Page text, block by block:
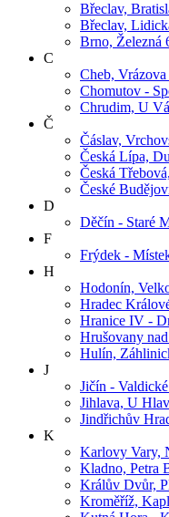
Břeclav,
Břeclav,
Brno, Železná
C
Cheb, Vrázova
Chomutov -
Chrudim, U
Č
Čáslav,
Česká Lípa,
Česká
České
D
Děčín - Staré
F
Frýdek -
H
Hodonín,
Hradec
Hranice IV -
Hrušovany
Hulín,
J
Jičín -
Jihlava, U
Jindřichův
K
Karlovy Vary,
Kladno, Petra
Králův Dvůr,
Kroměříž,